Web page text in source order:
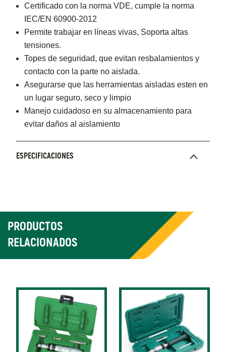
Certificado con la norma VDE, cumple la norma
IEC/EN 60900-2012
Permite trabajar en líneas vivas, Soporta altas
tensiones.
Topes de seguridad, que evitan resbalamientos y
contacto con la parte no aislada.
Asegurarse que las herramientas aisladas esten en
un lugar seguro, seco y limpio
Manejo cuidadoso en su almacenamiento para
evitar daños al aislamiento
ESPECIFICACIONES
PRODUCTOS
RELACIONADOS